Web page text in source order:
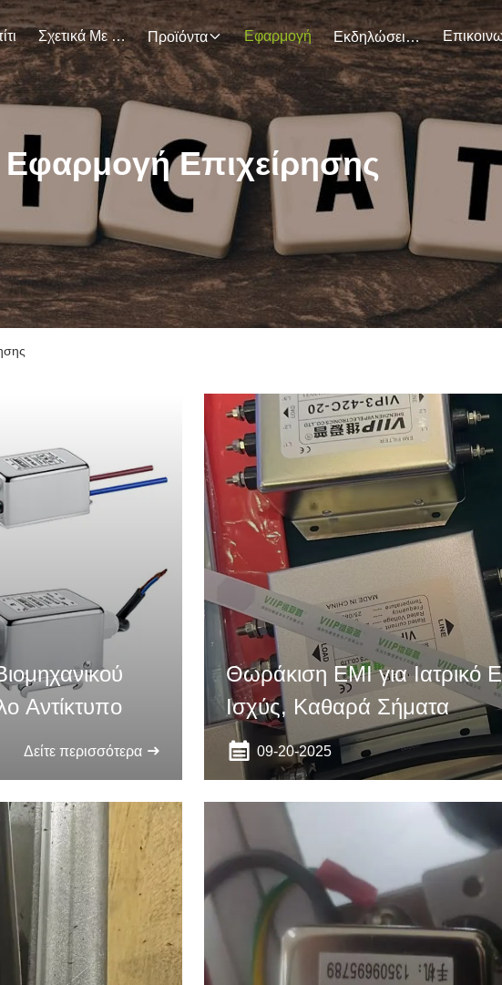
Σχετικά Με Εμάς Προϊόντα Εφαρμογή Εκδηλώσεις
Εφαρμογή Επιχείρησης
Αντίκτυπο
Δείτε περισσότερα
Θωράκιση EMI για Ιατρικό
Ισχύς, Καθαρά Σήματα
09-20-2025